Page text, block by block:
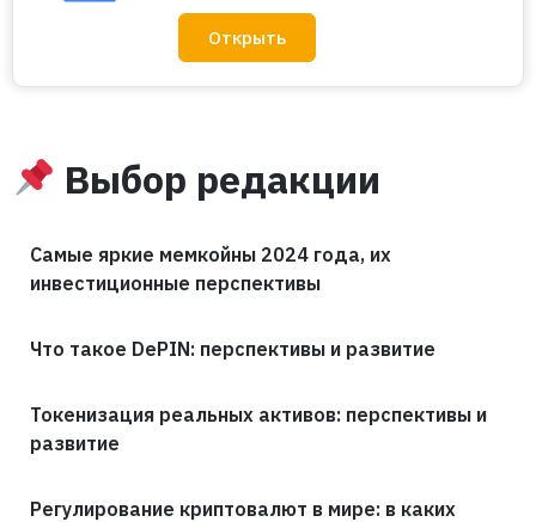
Открыть
Выбор редакции
Самые яркие мемкойны 2024 года, их
инвестиционные перспективы
Что такое DePIN: перспективы и развитие
Токенизация реальных активов: перспективы и
развитие
Регулирование криптовалют в мире: в каких